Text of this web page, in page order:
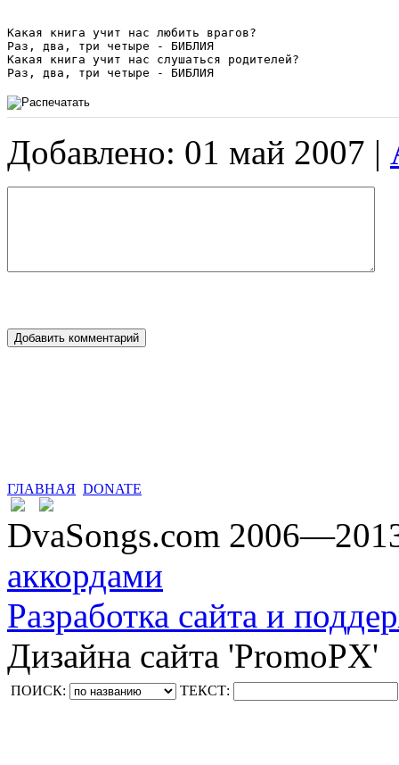
Какая книга учит нас любить врагов?
Раз, два, три четыре - БИБЛИЯ
Какая книга учит нас слушаться родителей?
Добавлено: 01 май 2007 |
ГЛАВНАЯ DONATE
DvaSongs.com
аккордами
Разработка сайта и
Дизайна сайта 'PromoPX'
ПОИСК: ТЕКСТ: